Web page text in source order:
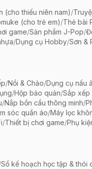
(cho thiếu niên nam)/
(cho trẻ em)/Thẻ bài
game/Sản phẩm J-Pop/
/Dụng cụ Hobby/Sơn &
/Nồi & Chảo/Dụng cụ nấu
/Hộp bảo quản/Sắp xếp
/Nắp bồn cầu thông minh/
sóc quần áo/Máy lọc
/Thiết bị chơi game/Phụ
Sổ kế hoạch học tập & thói